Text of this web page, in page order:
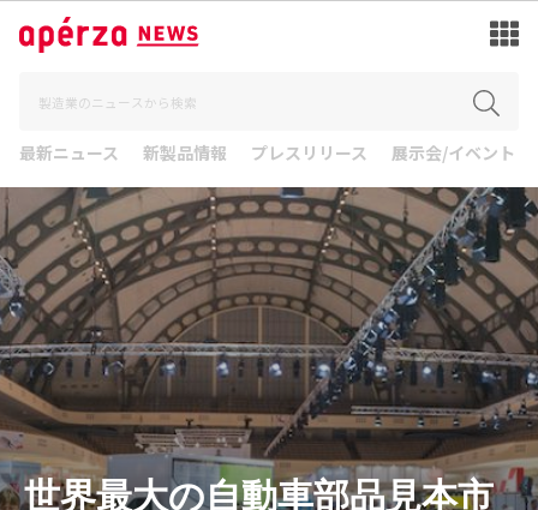
最新ニュース 新製品情報 プレスリリース 展示会/イベント
世界最大の自動車部品見本市